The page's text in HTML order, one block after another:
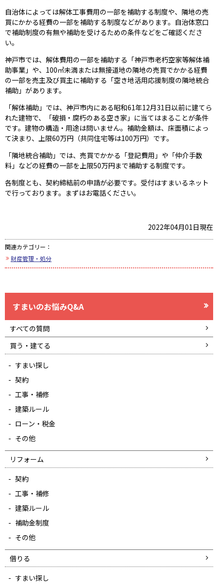
自治体によっては解体工事費用の一部を補助する制度や、隣地の売
買にかかる経費の一部を補助する制度などがあります。自治体窓口
で補助制度の有無や補助を受けるための条件などをご確認くださ
い。
神戸市では、解体費用の一部を補助する「神戸市老朽空家等解体補
助事業」や、100㎡未満または無接道地の隣地の売買でかかる経費
の一部を売主及び買主に補助する「空き地活用応援制度の隣地統合
補助」があります。
「解体補助」では、神戸市内にある昭和61年12月31日以前に建てら
れた建物で、「破損・腐朽のある空き家」に当てはまることが条件
です。建物の構造・用途は問いません。補助金額は、床面積によっ
て決まり、上限60万円（共同住宅等は100万円）です。
「隣地統合補助」では、売買でかかる「登記費用」や「仲介手数
料」などの経費の一部を上限50万円まで補助する制度です。
各制度とも、契約締結前の申請が必要です。受付はすまいるネット
で行っております。まずはお電話ください。
2022年04月01日現在
関連カテゴリー：
財産管理・処分
すまいのお悩みQ&A
すべての質問
買う・建てる
すまい探し
契約
工事・補修
建築ルール
ローン・税金
その他
リフォーム
契約
工事・補修
建築ルール
補助金制度
その他
借りる
すまい探し